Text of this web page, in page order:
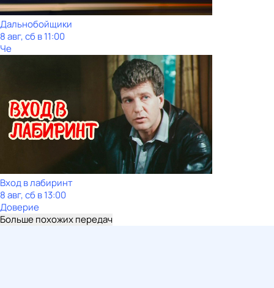
Дальнобойщики
8 авг, сб в 11:00
Че
Вход в лабиринт
8 авг, сб в 13:00
Доверие
Больше похожих передач